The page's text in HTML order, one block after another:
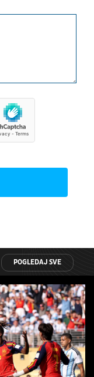
POGLEDAJ SVE